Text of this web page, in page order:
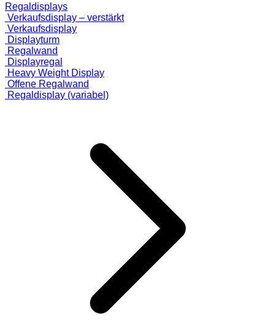
Regaldisplays
Verkaufsdisplay – verstärkt
Verkaufsdisplay
Displayturm
Regalwand
Displayregal
Heavy Weight Display
Offene Regalwand
Regaldisplay (variabel)